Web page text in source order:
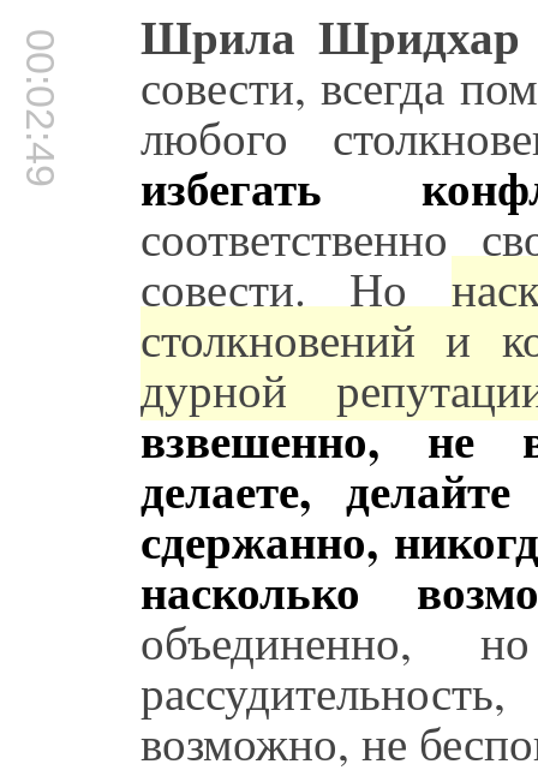
00:02:49 Шрила Шридхар
совести, всегда
любого
избегать
соответственно
совести. Но
столкновений и
дурной
взвешенно, не
делаете,
сдержанно,
насколько
объединенно,
возможно, не